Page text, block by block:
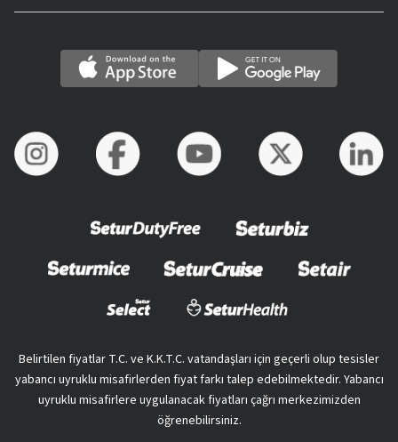
Belirtilen fiyatlar T.C. ve K.K.T.C. vatandaşları için geçerli olup tesisler
yabancı uyruklu misafirlerden fiyat farkı talep edebilmektedir. Yabancı
uyruklu misafirlere uygulanacak fiyatları çağrı merkezimizden
öğrenebilirsiniz.